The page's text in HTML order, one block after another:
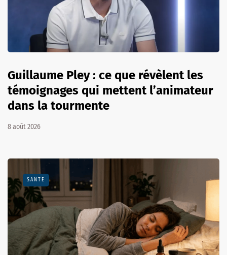
Guillaume Pley : ce que révèlent les
témoignages qui mettent l’animateur
dans la tourmente
8 août 2026
SANTÉ